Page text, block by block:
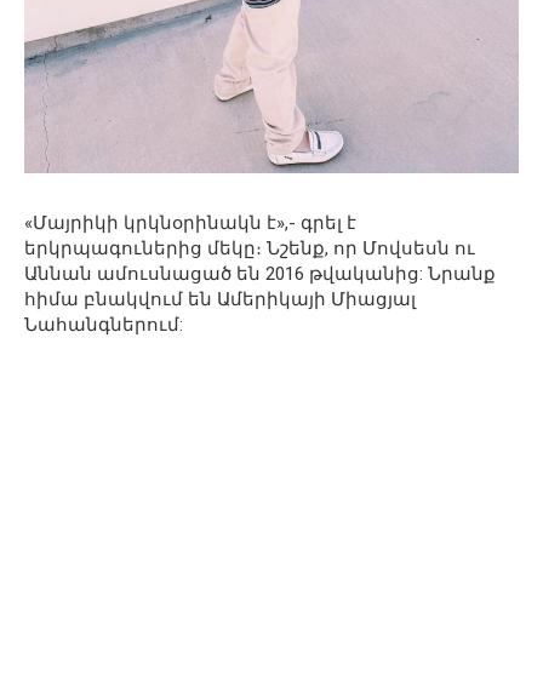
«Մայրիկի կրկնօրինակն է»,- գրել է
երկրպագուներից մեկը։ Նշենք, որ Մովսեսն ու
Աննան ամուսնացած են 2016 թվականից: Նրանք
հիմա բնակվում են Ամերիկայի Միացյալ
Նահանգներում: